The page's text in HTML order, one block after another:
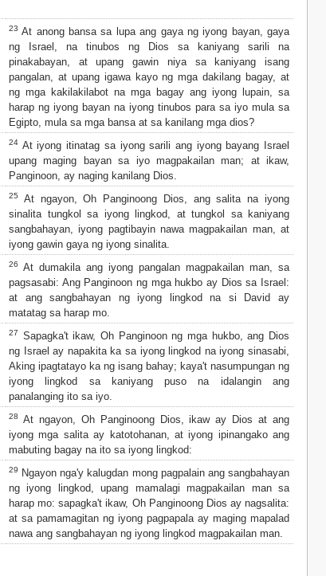
23 At anong bansa sa lupa ang gaya ng iyong bayan, gaya
ng Israel, na tinubos ng Dios sa kaniyang sarili na
pinakabayan, at upang gawin niya sa kaniyang isang
pangalan, at upang igawa kayo ng mga dakilang bagay, at
ng mga kakilakilabot na mga bagay ang iyong lupain, sa
harap ng iyong bayan na iyong tinubos para sa iyo mula sa
Egipto, mula sa mga bansa at sa kanilang mga dios?
24 At iyong itinatag sa iyong sarili ang iyong bayang Israel
upang maging bayan sa iyo magpakailan man; at ikaw,
Panginoon, ay naging kanilang Dios.
25
At ngayon, Oh Panginoong Dios, ang salita na iyong
sinalita tungkol sa iyong lingkod, at tungkol sa kaniyang
sangbahayan, iyong pagtibayin nawa magpakailan man, at
iyong gawin gaya ng iyong sinalita.
26
At dumakila ang iyong pangalan magpakailan man, sa
pagsasabi: Ang Panginoon ng mga hukbo ay Dios sa Israel:
at ang sangbahayan ng iyong lingkod na si David ay
matatag sa harap mo.
27
Sapagka't ikaw, Oh Panginoon ng mga hukbo, ang Dios
ng Israel ay napakita ka sa iyong lingkod na iyong sinasabi,
Aking ipagtatayo ka ng isang bahay; kaya't nasumpungan ng
iyong lingkod sa kaniyang puso na idalangin ang
panalanging ito sa iyo.
28
At ngayon, Oh Panginoong Dios, ikaw ay Dios at ang
iyong mga salita ay katotohanan, at iyong ipinangako ang
mabuting bagay na ito sa iyong lingkod:
29
Ngayon nga'y kalugdan mong pagpalain ang sangbahayan
ng iyong lingkod, upang mamalagi magpakailan man sa
harap mo: sapagka't ikaw, Oh Panginoong Dios ay nagsalita:
at sa pamamagitan ng iyong pagpapala ay maging mapalad
nawa ang sangbahayan ng iyong lingkod magpakailan man.